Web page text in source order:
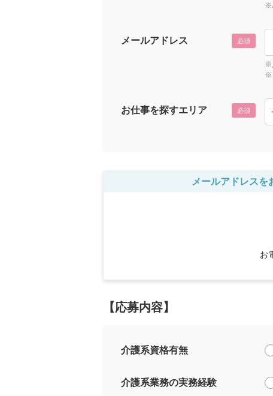
※
メールアドレス 必須
※
※
お仕事を探すエリア 必須
メールアドレス
お
【応募内容】
介護系資格有無
介護系業務の実務経験